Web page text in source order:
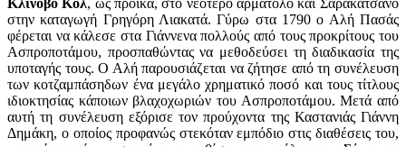
Κλινόβο Κολ, ως προίκα, στο νεότερο αρματολό και Σαρακατσάνο
στην καταγωγή Γρηγόρη Λιακατά. Γύρω στα 1790 ο Αλή Πασάς
φέρεται να κάλεσε στα Γιάννενα πολλούς από τους προκρίτους του
Ασπροποτάμου, προσπαθώντας να μεθοδεύσει τη διαδικασία της
υποταγής τους. Ο Αλή παρουσιάζεται να ζήτησε από τη συνέλευση
των κοτζαμπάσηδων ένα μεγάλο χρηματικό ποσό και τους τίτλους
ιδιοκτησίας κάποιων βλαχοχωριών του Ασπροποτάμου. Μετά από
αυτή τη συνέλευση εξόρισε τον προύχοντα της Καστανιάς Γιάννη
Δημάκη, ο οποίος προφανώς στεκόταν εμπόδιο στις διαθέσεις του,